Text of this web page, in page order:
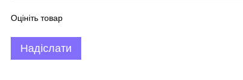
Оцініть товар
Надіслати